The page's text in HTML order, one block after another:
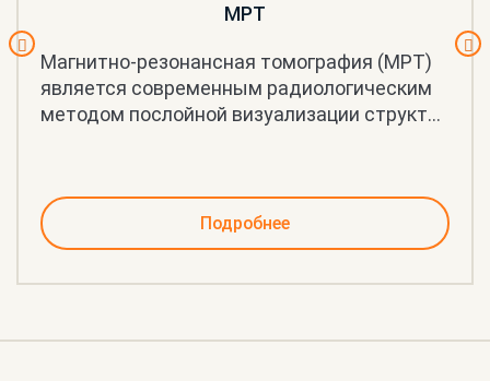
МРТ
Магнитно-резонансная томография (МРТ)
является современным радиологическим
методом послойной визуализации структ...
Подробнее